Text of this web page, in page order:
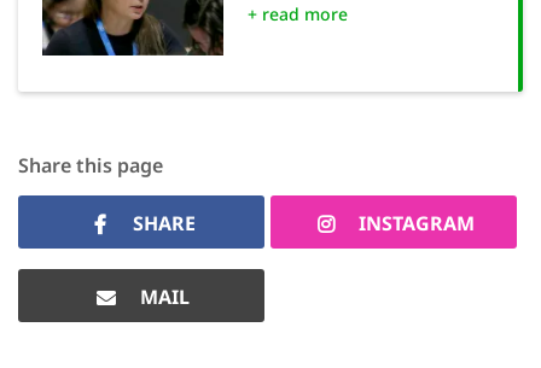
+ read more
Share this page
SHARE INSTAGRAM
MAIL